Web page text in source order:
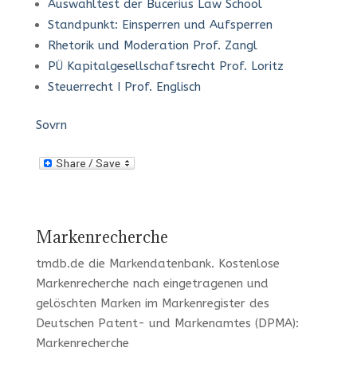
Auswahltest der Bucerius Law School
Standpunkt: Einsperren und Aufsperren
Rhetorik und Moderation Prof. Zangl
PÜ Kapitalgesellschaftsrecht Prof. Loritz
Steuerrecht I Prof. Englisch
Sovrn
Markenrecherche
tmdb.de die Markendatenbank. Kostenlose
Markenrecherche nach eingetragenen und
gelöschten Marken im Markenregister des
Deutschen Patent- und Markenamtes (DPMA):
Markenrecherche